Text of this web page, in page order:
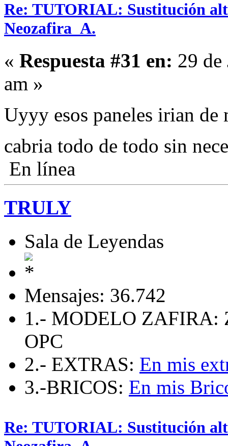
Re: TUTORIAL: Sustitución
Neozafira_A.
« Respuesta #31 en: 29
am »
Uyyy esos paneles irian
cabria todo de todo sin
En línea
TRULY
Sala de Leyendas
Mensajes: 36.742
1.- MODELO ZAFIRA:
OPC
2.- EXTRAS: En mis
3.-BRICOS: En mis
Re: TUTORIAL: Sustitución